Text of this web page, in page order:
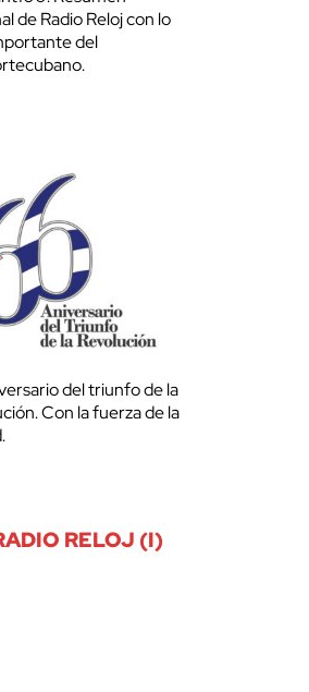
de Radio Reloj con lo
del
del triunfo de la
Con la fuerza de la
RELOJ (I)